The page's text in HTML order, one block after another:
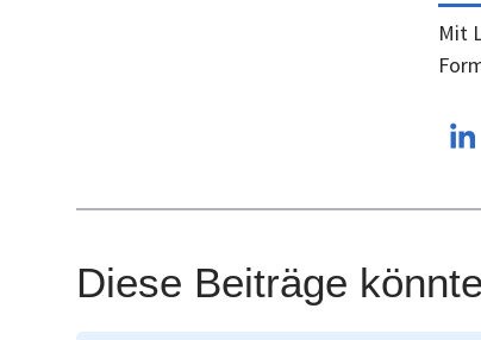
Mit
Diese Beiträge